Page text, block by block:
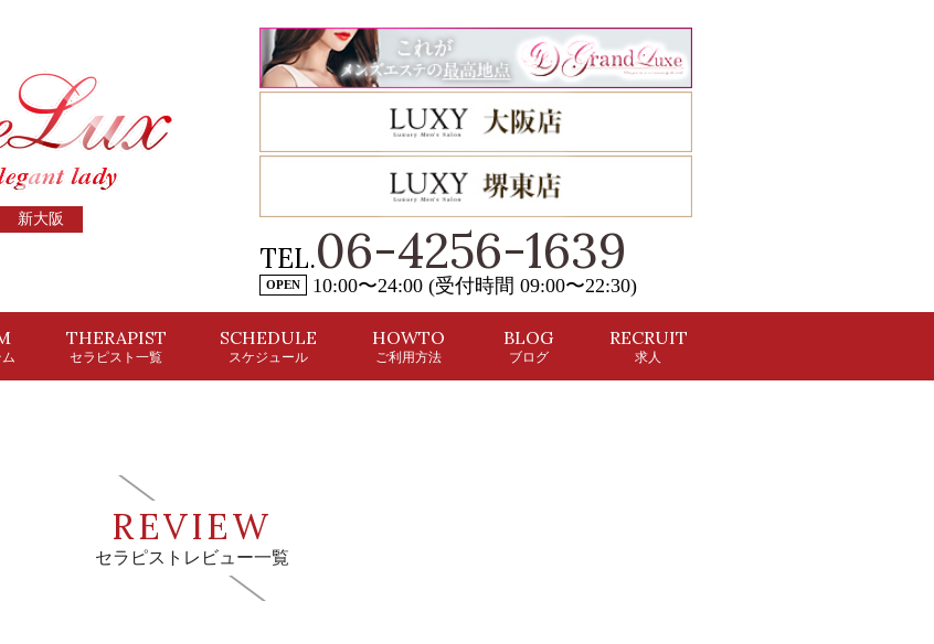
新大阪
TEL.06-4256-1639
OPEN 10:00〜24:00 (受付時間 09:00〜22:30)
THERAPIST
セラピスト一覧
SCHEDULE
スケジュール
HOWTO
ご利用方法
BLOG
ブログ
RECRUIT
求人
REVIEW
セラピストレビュー一覧